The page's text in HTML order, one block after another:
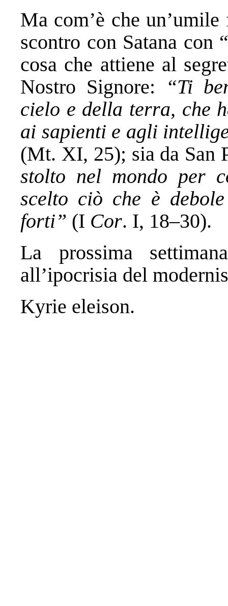
Ma com’è che
scontro con Satana con
cosa che attiene al
Nostro Signore:
“Ti
cielo e della terra, che
ai sapienti e agli
(Mt. XI, 25); sia da San
stolto nel mondo per
scelto ciò che è
forti” (I Cor. I, 18–30).
La prossima
all’ipocrisia del
Kyrie eleison.